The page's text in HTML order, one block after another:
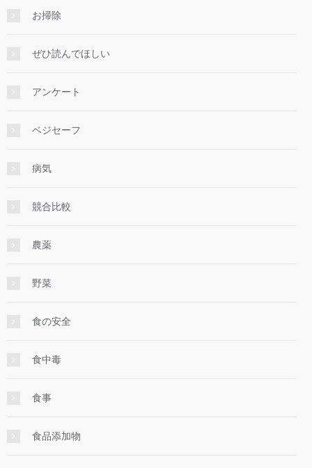
お掃除
ぜひ読んでほしい
アンケート
ベジセーフ
病気
競合比較
農薬
野菜
食の安全
食中毒
食事
食品添加物